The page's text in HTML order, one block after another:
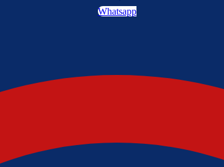
Whatsapp